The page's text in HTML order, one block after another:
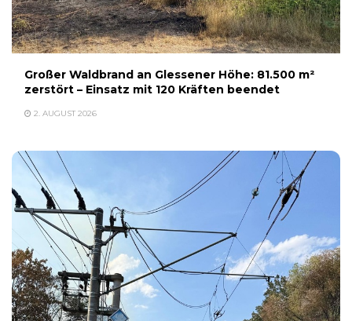
Großer Waldbrand an Glessener Höhe: 81.500 m²
zerstört – Einsatz mit 120 Kräften beendet
2. AUGUST 2026